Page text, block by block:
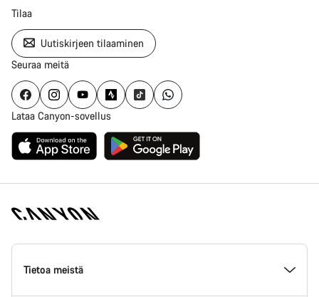
Tilaa
Uutiskirjeen tilaaminen
Seuraa meitä
Lataa Canyon-sovellus
Canyon
Homepage
Tietoa meistä